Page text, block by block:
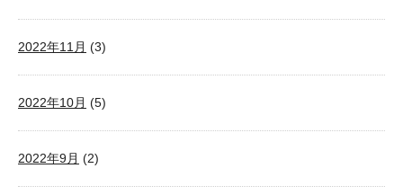
2022年11月 (3)
2022年10月 (5)
2022年9月 (2)